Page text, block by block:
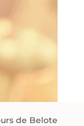
de Belote